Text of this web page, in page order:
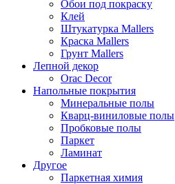
Обои под покраску
Клей
Штукатурка Mallers
Краска Mallers
Грунт Mallers
Лепной декор
Orac Decor
Напольные покрытия
Минеральные полы
Кварц-виниловые полы
Пробковые полы
Паркет
Ламинат
Другое
Паркетная химия